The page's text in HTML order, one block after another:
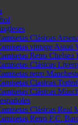
Clásicas
vintage Aston
Retro Chelsea
Clásicas
retro
Clasicas
Clásicas
Clásicas Real
Retro F.C.